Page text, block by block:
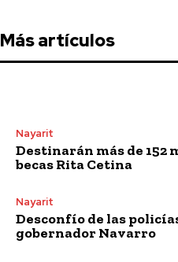
Más artículos
Nayarit
Destinarán más de 152
becas Rita Cetina
Nayarit
Desconfío de las
gobernador Navarro